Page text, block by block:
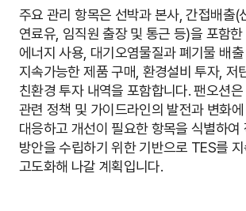
주요 관리 항목은 선박과 본사, 간접배출(
연료유, 임직원 출장 및 통근 등)을 포함
에너지 사용, 대기오염물질과 폐기물 배
지속가능한 제품 구매, 환경설비 투자, 저
친환경 투자 내역을 포함합니다. 팬오션
관련 정책 및 가이드라인의 발전과 변화
대응하고 개선이 필요한 항목을 식별하여
방안을 수립하기 위한 기반으로 TES를
고도화해 나갈 계획입니다.